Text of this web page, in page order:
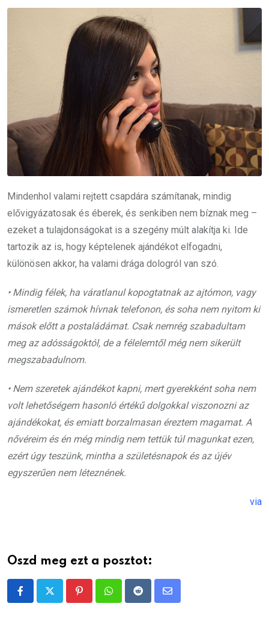
Mindenhol valami rejtett csapdára számítanak, mindig
elővigyázatosak és éberek, és senkiben nem bíznak meg –
ezeket a tulajdonságokat is a szegény múlt alakítja ki. Ide
tartozik az is, hogy képtelenek ajándékot elfogadni,
különösen akkor, ha valami drága dologról van szó.
• Mindig félek, ha váratlanul kopogtatnak az ajtómon, vagy
ismeretlen számok hívnak telefonon, és soha nem nyitom ki
mások előtt a postaládámat. Csak nemrég szabadultam
meg az adósságoktól, de a félelemtől még nem sikerült
megszabadulnom.
• Nem szeretek ajándékot kapni, mert gyerekként soha nem
volt lehetőségem hasonló értékű dolgokkal viszonozni az
ajándékokat, és emiatt borzalmasan éreztem magamat. A
nővéreim és én még mindig nem tettük túl magunkat ezen,
ezért úgy teszünk, mintha a születésnapok és az újév
egyszerűen nem léteznének.
via
Oszd meg ezt a posztot:
PinterestWhatsappRedditShare